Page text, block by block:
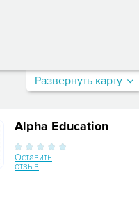
Развернуть карту
Alpha Education
Оставить
отзыв